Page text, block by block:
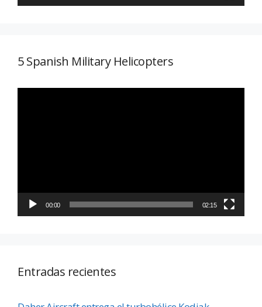
5 Spanish Military Helicopters
00:00 02:15
Entradas recientes